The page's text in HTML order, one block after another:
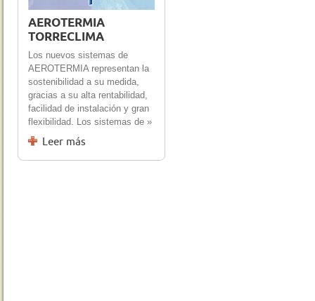
AEROTERMIA
TORRECLIMA
Los nuevos sistemas de
AEROTERMIA representan la
sostenibilidad a su medida,
gracias a su alta rentabilidad,
facilidad de instalación y gran
flexibilidad. Los sistemas de »
Leer más